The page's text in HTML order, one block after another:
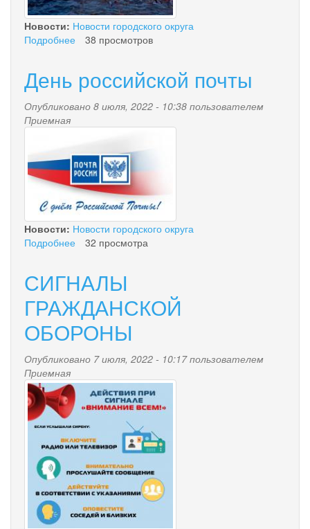
Новости: Новости городского округа
Подробнее
38 просмотров
День российской почты
Опубликовано 8 июля, 2022 - 10:38 пользователем
Приемная
pochta_rossii.jpg
Новости: Новости городского округа
Подробнее
почты
32 просмотра
СИГНАЛЫ
ГРАЖДАНСКОЙ
ОБОРОНЫ
Опубликовано 7 июля, 2022 - 10:17 пользователем
Приемная
vnimanie_vsem.jpg